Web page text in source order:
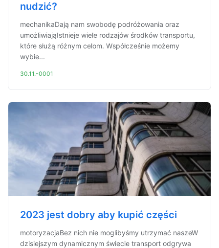
nudzić?
mechanikaDają nam swobodę podróżowania oraz
umożliwiająIstnieje wiele rodzajów środków transportu,
które służą różnym celom. Współcześnie możemy
wybie...
30.11.-0001
2023 jest dobry aby kupić części
motoryzacjaBez nich nie moglibyśmy utrzymać naszeW
dzisiejszym dynamicznym świecie transport odgrywa